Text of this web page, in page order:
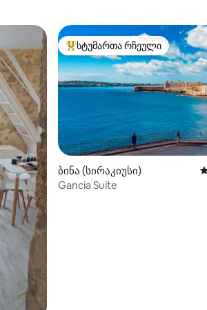
სტუმართა რჩეული მოწინავე
სტუმართა რჩეული
ბინა (სირაკიუსი)
Gancia Suite